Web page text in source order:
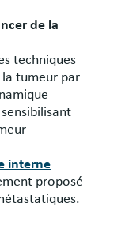
de la
techniques
tumeur par
interne
proposé